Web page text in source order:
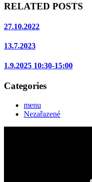
RELATED POSTS
27.10.2022
13.7.2023
1.9.2025 10:30-15:00
Categories
menu
Nezařazené